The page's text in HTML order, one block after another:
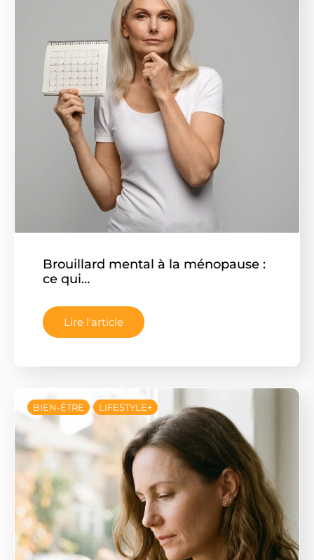
Brouillard mental à la ménopause :
ce qui…
Lire l'article
BIEN-ÊTRE LIFESTYLE+